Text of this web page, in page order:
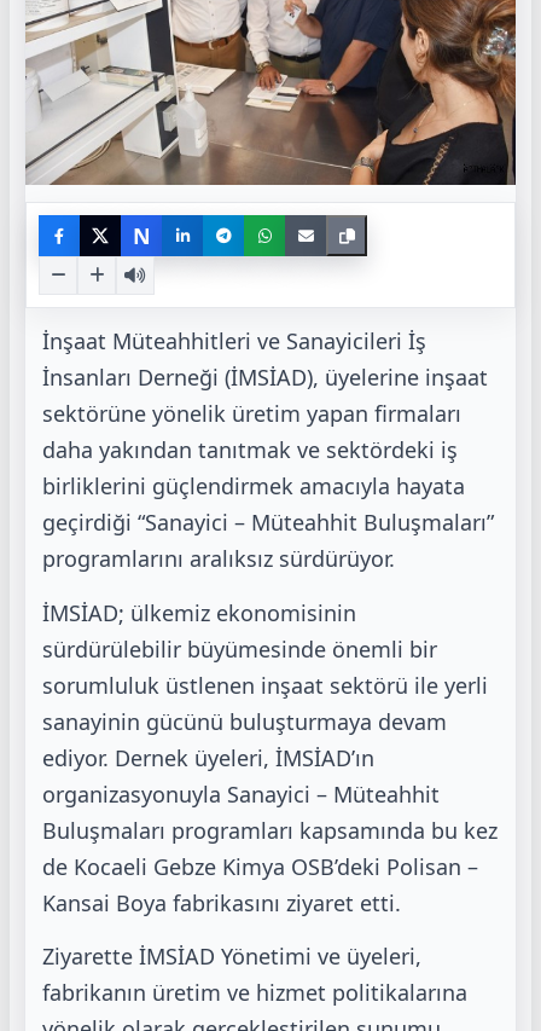
N
İnşaat Müteahhitleri ve Sanayicileri İş
İnsanları Derneği (İMSİAD), üyelerine inşaat
sektörüne yönelik üretim yapan firmaları
daha yakından tanıtmak ve sektördeki iş
birliklerini güçlendirmek amacıyla hayata
geçirdiği “Sanayici – Müteahhit Buluşmaları”
programlarını aralıksız sürdürüyor.
İMSİAD; ülkemiz ekonomisinin
sürdürülebilir büyümesinde önemli bir
sorumluluk üstlenen inşaat sektörü ile yerli
sanayinin gücünü buluşturmaya devam
ediyor. Dernek üyeleri, İMSİAD’ın
organizasyonuyla Sanayici – Müteahhit
Buluşmaları programları kapsamında bu kez
de Kocaeli Gebze Kimya OSB’deki Polisan –
Kansai Boya fabrikasını ziyaret etti.
Ziyarette İMSİAD Yönetimi ve üyeleri,
fabrikanın üretim ve hizmet politikalarına